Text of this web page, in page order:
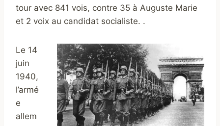
tour avec 841 vois, contre 35 à Auguste Marie
et 2 voix au candidat socialiste. .
Le 14
juin
1940,
l’armé
e
allem